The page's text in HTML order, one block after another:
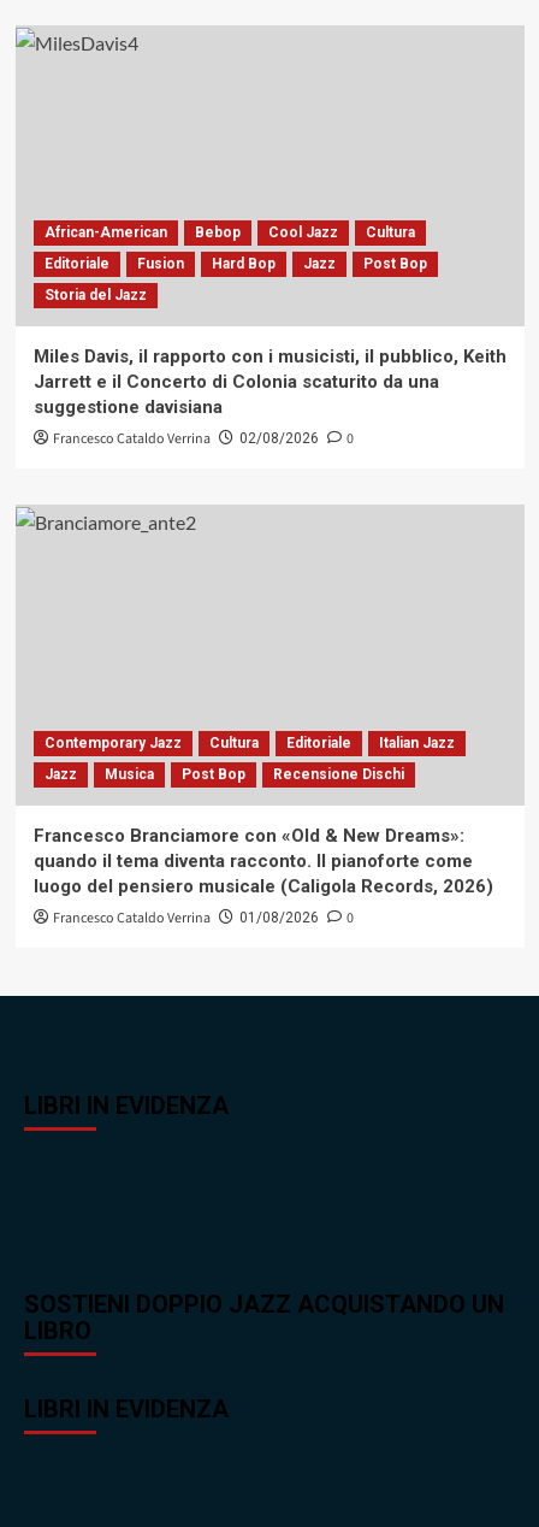
African-American Bebop Cool Jazz
Cultura
Editoriale
Fusion Hard Bop Jazz
Post Bop
Storia del Jazz
Miles Davis, il rapporto con i musicisti, il pubblico, Keith
Jarrett e il Concerto di Colonia scaturito da una
suggestione davisiana
Francesco Cataldo Verrina 02/08/2026 0
Contemporary Jazz Cultura Editoriale
Italian Jazz
Jazz
Musica Post Bop Recensione Dischi
Francesco Branciamore con «Old & New Dreams»:
quando il tema diventa racconto. Il pianoforte come
luogo del pensiero musicale (Caligola Records, 2026)
Francesco Cataldo Verrina 01/08/2026 0
LIBRI IN EVIDENZA
SOSTIENI DOPPIO JAZZ ACQUISTANDO UN
LIBRO
LIBRI IN EVIDENZA